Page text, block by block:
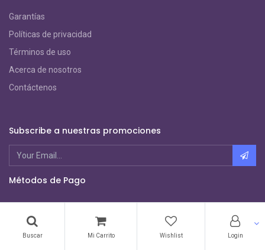
Buscar Mi Carrito Wishlist Login
Garantías
Políticas de privacidad
Términos de uso
Acerca de nosotros
Contáctenos
Subscribe a nuestras promociones
Métodos de Pago
Copyright © Sagatronix